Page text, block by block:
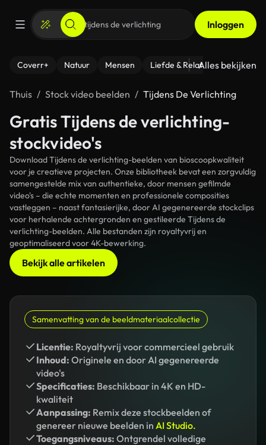
Inloggen
Coverr+ Natuur Mensen Liefde & Relaties - Fitness
Alles bekijken
Thuis Stock video beelden Tijdens De Verlichting
Gratis Tijdens de verlichting-
stockvideo's
Download Tijdens de verlichting-beelden van bioscoopkwaliteit
voor je creatieve projecten. Onze bibliotheek bevat een zorgvuldig
samengestelde mix van authentieke, door mensen gefilmde
video's – die echte momenten en professionele composities
vastleggen – naast fantasierijke, door AI gegenereerde stockclips
voor herhalende achtergronden en gestileerde Tijdens de
verlichting-beelden. Alle bestanden zijn royaltyvrij en
geoptimaliseerd voor 4K-bewerking.
Bekijk alle artikelen
Samenvatting van de beeldmateriaalcollectie
Licentie: Royaltyvrij voor commercieel gebruik
Inhoud: Originele en door AI gegenereerde
video's
Specificaties: Beschikbaar in 4K en HD-
kwaliteit
Aanpassing: Remix deze stockbeelden of
genereer nieuwe beelden in AI Studio.
Toegangsniveaus: Ontgrendel volledige